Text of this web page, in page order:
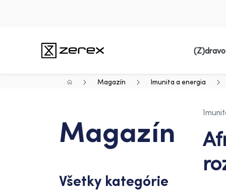
Magazín Imunita a energia
Magazín
Všetky kategórie